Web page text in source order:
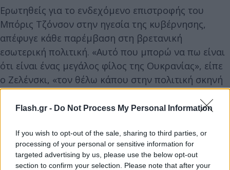
Flash.gr - Do Not Process My Personal Information
If you wish to opt-out of the sale, sharing to third parties, or
processing of your personal or sensitive information for
targeted advertising by us, please use the below opt-out
section to confirm your selection. Please note that after your
Ερωτηθείς για το ενδεχόμενο επιστροφής του
Μπόρις Τζόνσον στην ηγεσία της κυβέρνησης,
απέφυγε κάθε παρέμβαση στη βρετανική
εσωτερική πολιτική. «Αυτό που μπορώ να πω είναι
ότι είναι ένας μεγάλος φίλος της Ουκρανίας», είπε
ο Ζελένσκι, «τον θέλω κάπου στην πολιτική σκηνή
να έχει κάποιο πόστο».